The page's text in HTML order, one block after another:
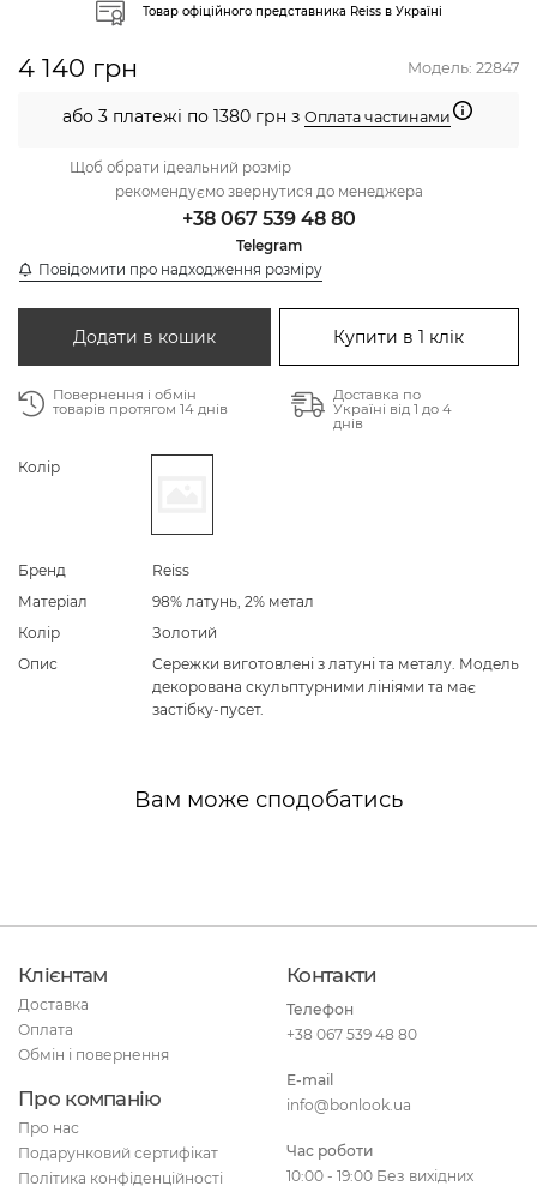
Товар офіційного представника Reiss в Україні
Модель: 22847
4 140 грн
або 3 платежі по 1380 грн з Оплата частинами
Щоб обрати ідеальний розмір
рекомендуємо звернутися до менеджера
+38 067 539 48 80
Telegram
Повідомити про надходження розміру
Додати в кошик Купити в 1 клік
Повернення і обмін
товарів протягом 14 днів
Доставка по
Україні від 1 до 4
днів
Колір
Бренд
Reiss
Матеріал
98% латунь, 2% метал
Колір
Золотий
Опис
Сережки виготовлені з латуні та металу. Модель
декорована скульптурними лініями та має
застібку-пусет.
Вам може сподобатись
Клієнтам
Доставка
Оплата
Обмін і повернення
Про компанію
Про нас
Подарунковий сертифікат
Політика конфіденційності
Контакти
Телефон
+38 067 539 48 80
E-mail
info@bonlook.ua
Час роботи
10:00 - 19:00 Без вихідних